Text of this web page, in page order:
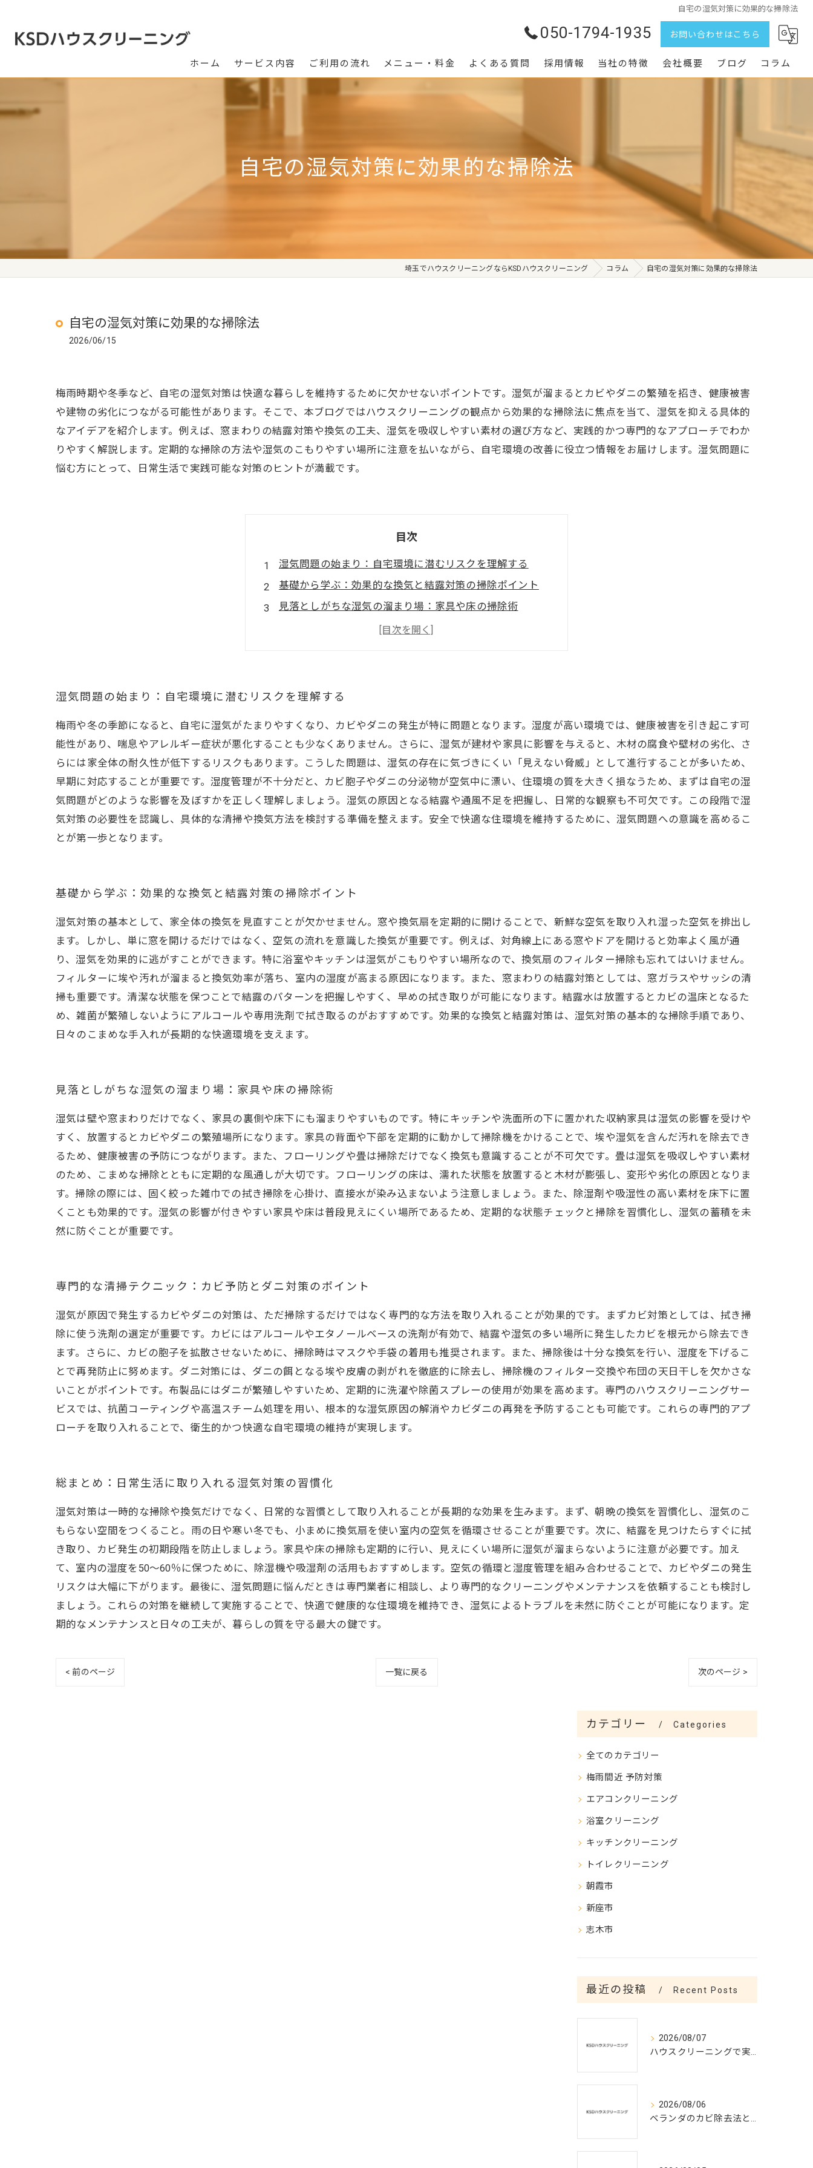
自宅の湿気対策に効果的な掃除法
050-1794-1935 お問い合わせはこちら
ホーム サービス内容 ご利用の流れ メニュー・料金 よくある質問 採用情報 当社の特徴
定期清掃
エアコン
会社概要 ブログ コラム
自宅の湿気対策に効果的な掃除法
埼玉でハウスクリーニングならKSDハウスクリーニング コラム 自宅の湿気対策に効果的な掃除法
自宅の湿気対策に効果的な掃除法
2026/06/15
梅雨時期や冬季など、自宅の湿気対策は快適な暮らしを維持するために欠かせないポイントです。湿気が溜まるとカビやダニの繁殖を招き、健康被害
や建物の劣化につながる可能性があります。そこで、本ブログではハウスクリーニングの観点から効果的な掃除法に焦点を当て、湿気を抑える具体的
なアイデアを紹介します。例えば、窓まわりの結露対策や換気の工夫、湿気を吸収しやすい素材の選び方など、実践的かつ専門的なアプローチでわか
りやすく解説します。定期的な掃除の方法や湿気のこもりやすい場所に注意を払いながら、自宅環境の改善に役立つ情報をお届けします。湿気問題に
悩む方にとって、日常生活で実践可能な対策のヒントが満載です。
目次
湿気問題の始まり：自宅環境に潜むリスクを理解する
基礎から学ぶ：効果的な換気と結露対策の掃除ポイント
見落としがちな湿気の溜まり場：家具や床の掃除術
専門的な清掃テクニック：カビ予防とダニ対策のポイント
湿気問題の始まり：自宅環境に潜むリスクを理解する
梅雨や冬の季節になると、自宅に湿気がたまりやすくなり、カビやダニの発生が特に問題となります。湿度が高い環境では、健康被害を引き起こす可
能性があり、喘息やアレルギー症状が悪化することも少なくありません。さらに、湿気が建材や家具に影響を与えると、木材の腐食や壁材の劣化、さ
らには家全体の耐久性が低下するリスクもあります。こうした問題は、湿気の存在に気づきにくい「見えない脅威」として進行することが多いため、
早期に対応することが重要です。湿度管理が不十分だと、カビ胞子やダニの分泌物が空気中に漂い、住環境の質を大きく損なうため、まずは自宅の湿
気問題がどのような影響を及ぼすかを正しく理解しましょう。湿気の原因となる結露や通風不足を把握し、日常的な観察も不可欠です。この段階で湿
気対策の必要性を認識し、具体的な清掃や換気方法を検討する準備を整えます。安全で快適な住環境を維持するために、湿気問題への意識を高めるこ
とが第一歩となります。
基礎から学ぶ：効果的な換気と結露対策の掃除ポイント
湿気対策の基本として、家全体の換気を見直すことが欠かせません。窓や換気扇を定期的に開けることで、新鮮な空気を取り入れ湿った空気を排出し
ます。しかし、単に窓を開けるだけではなく、空気の流れを意識した換気が重要です。例えば、対角線上にある窓やドアを開けると効率よく風が通
り、湿気を効果的に逃がすことができます。特に浴室やキッチンは湿気がこもりやすい場所なので、換気扇のフィルター掃除も忘れてはいけません。
フィルターに埃や汚れが溜まると換気効率が落ち、室内の湿度が高まる原因になります。また、窓まわりの結露対策としては、窓ガラスやサッシの清
掃も重要です。清潔な状態を保つことで結露のパターンを把握しやすく、早めの拭き取りが可能になります。結露水は放置するとカビの温床となるた
め、雑菌が繁殖しないようにアルコールや専用洗剤で拭き取るのがおすすめです。効果的な換気と結露対策は、湿気対策の基本的な掃除手順であり、
日々のこまめな手入れが長期的な快適環境を支えます。
見落としがちな湿気の溜まり場：家具や床の掃除術
湿気は壁や窓まわりだけでなく、家具の裏側や床下にも溜まりやすいものです。特にキッチンや洗面所の下に置かれた収納家具は湿気の影響を受けや
すく、放置するとカビやダニの繁殖場所になります。家具の背面や下部を定期的に動かして掃除機をかけることで、埃や湿気を含んだ汚れを除去でき
るため、健康被害の予防につながります。また、フローリングや畳は掃除だけでなく換気も意識することが不可欠です。畳は湿気を吸収しやすい素材
のため、こまめな掃除とともに定期的な風通しが大切です。フローリングの床は、濡れた状態を放置すると木材が膨張し、変形や劣化の原因となりま
す。掃除の際には、固く絞った雑巾での拭き掃除を心掛け、直接水が染み込まないよう注意しましょう。また、除湿剤や吸湿性の高い素材を床下に置
くことも効果的です。湿気の影響が付きやすい家具や床は普段見えにくい場所であるため、定期的な状態チェックと掃除を習慣化し、湿気の蓄積を未
然に防ぐことが重要です。
専門的な清掃テクニック：カビ予防とダニ対策のポイント
湿気が原因で発生するカビやダニの対策は、ただ掃除するだけではなく専門的な方法を取り入れることが効果的です。まずカビ対策としては、拭き掃
除に使う洗剤の選定が重要です。カビにはアルコールやエタノールベースの洗剤が有効で、結露や湿気の多い場所に発生したカビを根元から除去でき
ます。さらに、カビの胞子を拡散させないために、掃除時はマスクや手袋の着用も推奨されます。また、掃除後は十分な換気を行い、湿度を下げるこ
とで再発防止に努めます。ダニ対策には、ダニの餌となる埃や皮膚の剥がれを徹底的に除去し、掃除機のフィルター交換や布団の天日干しを欠かさな
いことがポイントです。布製品にはダニが繁殖しやすいため、定期的に洗濯や除菌スプレーの使用が効果を高めます。専門のハウスクリーニングサー
ビスでは、抗菌コーティングや高温スチーム処理を用い、根本的な湿気原因の解消やカビダニの再発を予防することも可能です。これらの専門的アプ
ローチを取り入れることで、衛生的かつ快適な自宅環境の維持が実現します。
総まとめ：日常生活に取り入れる湿気対策の習慣化
湿気対策は一時的な掃除や換気だけでなく、日常的な習慣として取り入れることが長期的な効果を生みます。まず、朝晩の換気を習慣化し、湿気のこ
もらない空間をつくること。雨の日や寒い冬でも、小まめに換気扇を使い室内の空気を循環させることが重要です。次に、結露を見つけたらすぐに拭
き取り、カビ発生の初期段階を防止しましょう。家具や床の掃除も定期的に行い、見えにくい場所に湿気が溜まらないように注意が必要です。加え
て、室内の湿度を50〜60％に保つために、除湿機や吸湿剤の活用もおすすめします。空気の循環と湿度管理を組み合わせることで、カビやダニの発生
リスクは大幅に下がります。最後に、湿気問題に悩んだときは専門業者に相談し、より専門的なクリーニングやメンテナンスを依頼することも検討し
ましょう。これらの対策を継続して実施することで、快適で健康的な住環境を維持でき、湿気によるトラブルを未然に防ぐことが可能になります。定
期的なメンテナンスと日々の工夫が、暮らしの質を守る最大の鍵です。
< 前のページ 一覧に戻る 次のページ >
カテゴリー Categories
全てのカテゴリー
梅雨間近 予防対策
エアコンクリーニング
浴室クリーニング
キッチンクリーニング
トイレクリーニング
朝霞市
新座市
志木市
最近の投稿 Recent Posts
2026/08/07
ハウスクリーニングで実現する涼しい夏空間
2026/08/06
ベランダのカビ除去法と予防対策